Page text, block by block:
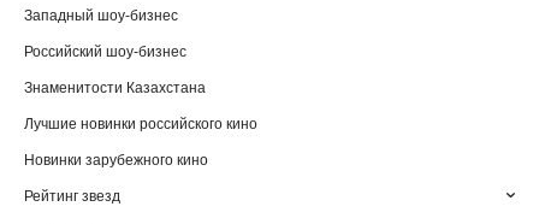
Западный шоу-бизнес
Российский шоу-бизнес
Знаменитости Казахстана
Лучшие новинки российского кино
Новинки зарубежного кино
Рейтинг звезд